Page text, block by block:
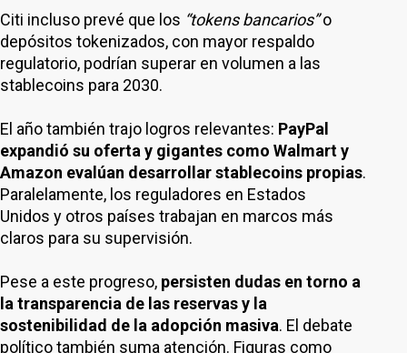
Citi incluso prevé que los “tokens bancarios”o
depósitos tokenizados, con mayor respaldo
regulatorio, podrían superar en volumen a las
stablecoins para 2030.
El año también trajo logros relevantes: PayPal
expandió su oferta y gigantes como Walmart y
Amazon evalúan desarrollar stablecoins propias.
Paralelamente, los reguladores en Estados
Unidos y otros países trabajan en marcos más
claros para su supervisión.
Pese a este progreso, persisten dudas en torno a
la transparencia de las reservas y la
sostenibilidad de la adopción masiva. El debate
político también suma atención. Figuras como